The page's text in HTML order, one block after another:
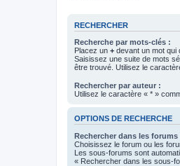
RECHERCHER
Recherche par mots-clés :
Placez un + devant un mot qui
Saisissez une suite de mots
être trouvé. Utilisez le
Rechercher par auteur :
Utilisez le caractère « * »
OPTIONS DE RECHERCHE
Rechercher dans les forums
Choisissez le forum ou les
Les sous-forums sont
« Rechercher dans les sous-